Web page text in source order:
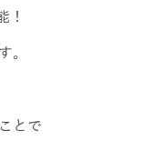
！
。
とで